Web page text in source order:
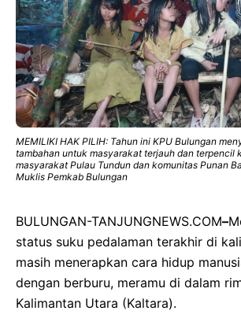
MEMILIKI HAK PILIH: Tahun ini KPU Bulungan
tambahan untuk masyarakat terjauh dan terpencil
masyarakat Pulau Tundun dan komunitas Punan
Muklis Pemkab Bulungan
BULUNGAN-TANJUNGNEWS.COM–
status suku pedalaman terakhir di
masih menerapkan cara hidup
dengan berburu, meramu di dalam
Kalimantan Utara (Kaltara).